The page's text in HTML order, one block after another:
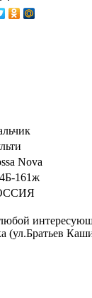
Nova
161ж
(ул.Братьев